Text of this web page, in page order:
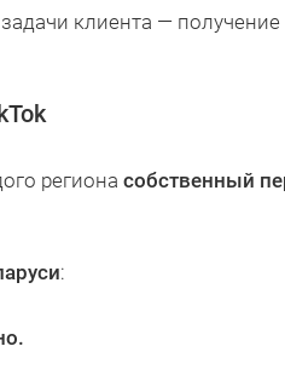
задачи клиента — получение
региона собственный
: